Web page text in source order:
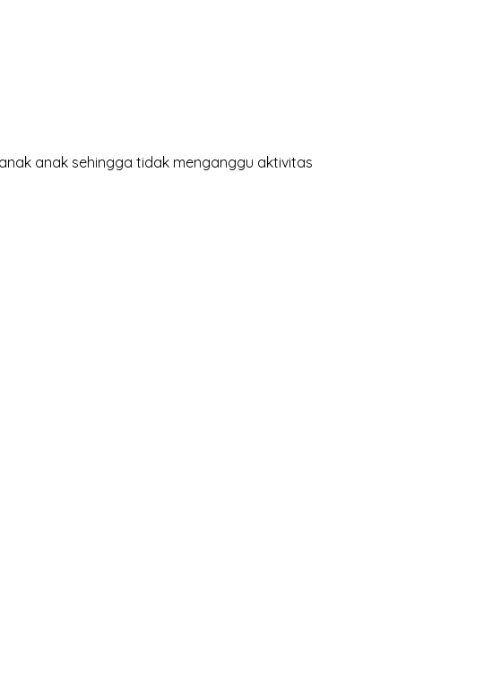
anak sehingga tidak menganggu aktivitas